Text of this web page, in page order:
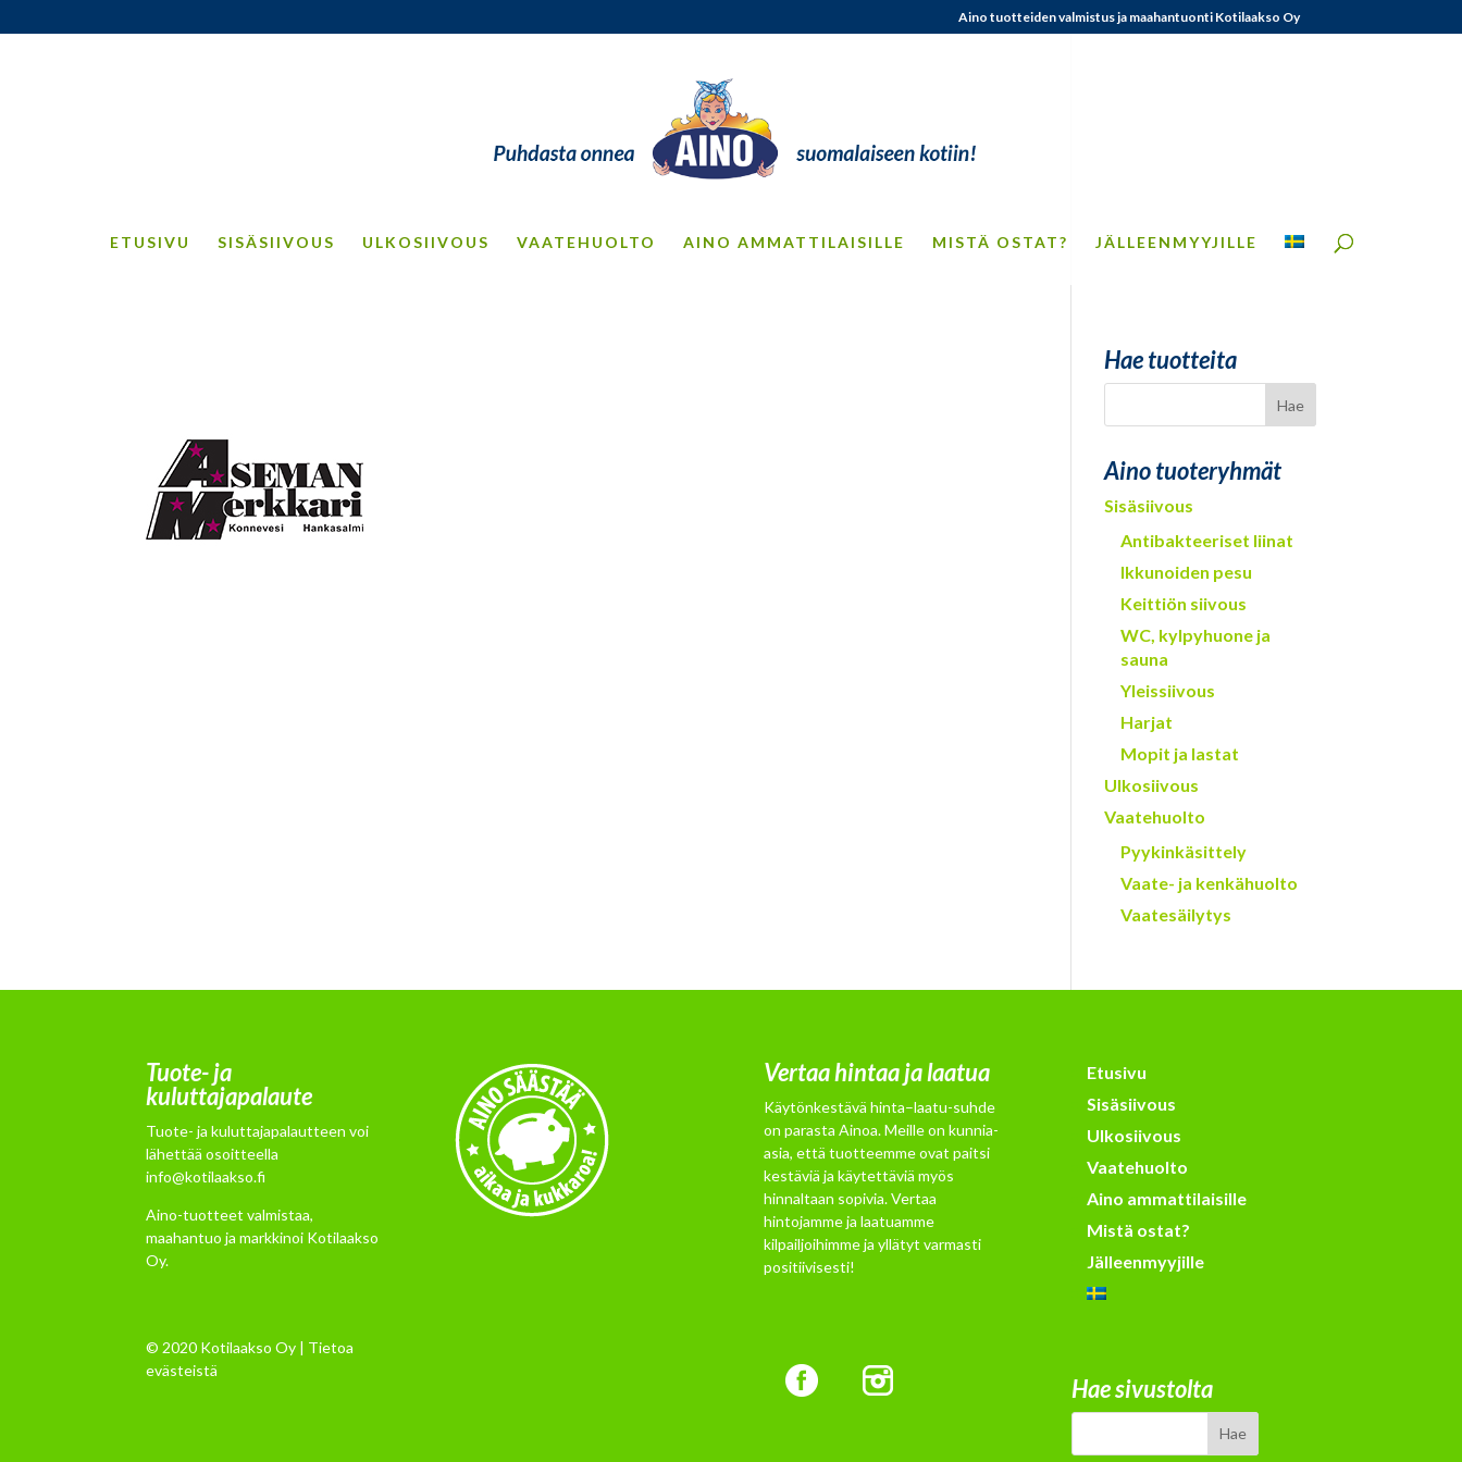
Aino tuotteiden valmistus ja maahantuonti Kotilaakso Oy
ETUSIVU SISÄSIIVOUS ULKOSIIVOUS VAATEHUOLTO AINO AMMATTILAISILLE MISTÄ OSTAT? JÄLLEENMYYJILLE
Hae tuotteita
Aino tuoteryhmät
Sisäsiivous
Antibakteeriset liinat
Ikkunoiden pesu
Keittiön siivous
WC, kylpyhuone ja
sauna
Yleissiivous
Harjat
Mopit ja lastat
Ulkosiivous
Vaatehuolto
Pyykinkäsittely
Vaate- ja kenkähuolto
Vaatesäilytys
Tuote- ja
kuluttajapalaute
Tuote- ja kuluttajapalautteen voi
lähettää osoitteella
info@kotilaakso.fi
Aino-tuotteet valmistaa,
maahantuo ja markkinoi Kotilaakso
Oy.
© 2020 Kotilaakso Oy | Tietoa
evästeistä
Vertaa hintaa ja laatua
Käytönkestävä hinta–laatu-suhde
on parasta Ainoa. Meille on kunnia-
asia, että tuotteemme ovat paitsi
kestäviä ja käytettäviä myös
hinnaltaan sopivia. Vertaa
hintojamme ja laatuamme
kilpailjoihimme ja yllätyt varmasti
positiivisesti!
Etusivu
Sisäsiivous
Ulkosiivous
Vaatehuolto
Aino ammattilaisille
Mistä ostat?
Jälleenmyyjille
Hae sivustolta